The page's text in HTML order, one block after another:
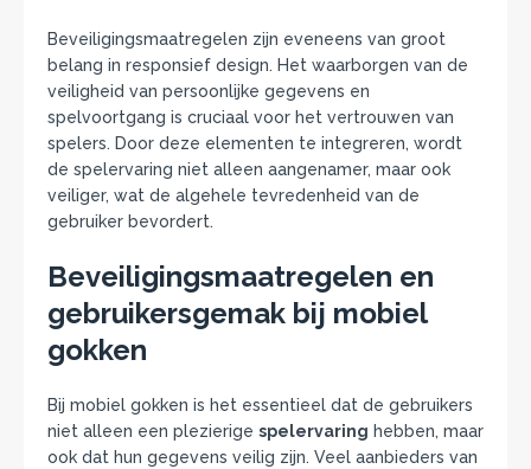
Beveiligingsmaatregelen zijn eveneens van groot
belang in responsief design. Het waarborgen van de
veiligheid van persoonlijke gegevens en
spelvoortgang is cruciaal voor het vertrouwen van
spelers. Door deze elementen te integreren, wordt
de spelervaring niet alleen aangenamer, maar ook
veiliger, wat de algehele tevredenheid van de
gebruiker bevordert.
Beveiligingsmaatregelen en
gebruikersgemak bij mobiel
gokken
Bij mobiel gokken is het essentieel dat de gebruikers
niet alleen een plezierige spelervaring hebben, maar
ook dat hun gegevens veilig zijn. Veel aanbieders van